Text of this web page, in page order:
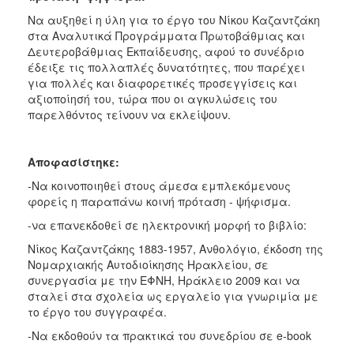
Να αυξηθεί η ύλη για το έργο του Νίκου Καζαντζάκη
στα Αναλυτικά Προγράμματα Πρωτοβάθμιας και
Δευτεροβάθμιας Εκπαίδευσης, αφού το συνέδριο
έδειξε τις πολλαπλές δυνατότητες, που παρέχει
για πολλές και διαφορετικές προσεγγίσεις και
αξιοποίησή του, τώρα που οι αγκυλώσεις του
παρελθόντος τείνουν να εκλείψουν.
Αποφασίστηκε:
-Να κοινοποιηθεί στους άμεσα εμπλεκόμενους
φορείς η παραπάνω κοινή πρόταση - ψήφισμα.
-να επανεκδοθεί σε ηλεκτρονική μορφή το βιβλίο:
Νίκος Καζαντζάκης 1883-1957, Ανθολόγιο, έκδοση της
Νομαρχιακής Αυτοδιοίκησης Ηρακλείου, σε
συνεργασία με την ΕΦΝΗ, Ηράκλειο 2009 και να
σταλεί στα σχολεία ως εργαλείο για γνωριμία με
το έργο του συγγραφέα.
-Να εκδοθούν τα πρακτικά του συνεδρίου σε e-book